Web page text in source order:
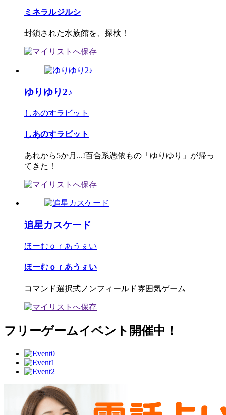
ミネラルジルシ
封鎖された水族館を、探検！
ゆりゆり2♪
しあのすラビット
しあのすラビット
あれから5か月...!百合系憑依もの「ゆりゆり」が帰っ
てきた！
追星カスケード
ほーむｏｒあうぇい
ほーむｏｒあうぇい
コマンド選択式ノンフィールド雰囲気ゲーム
フリーゲームイベント開催中！